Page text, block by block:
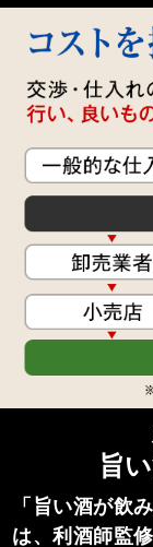
旨
「旨い酒が飲
は、利酒師監